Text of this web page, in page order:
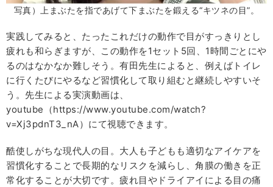
写真）上まぶたを指であげて下まぶたを鍛える“キツネの目”。
実践してみると、たったこれだけの動作で目がすっきりとし
疲れも和らぎますが、この動作を1セット5回、1時間ごとにや
るのはなかなか難しそう。有田先生によると、例えばトイレ
に行くたびにやるなど習慣化して取り組むと継続しやすいそ
う。先生による実演動画は、
youtube（https://www.youtube.com/watch?
v=Xj3pdnT3_nA）にて視聴できます。
酷使しがちな現代人の目。大人も子どもも適切なアイケアを
習慣化することで長期的なリスクを減らし、角膜の働きを正
常化することが大切です。疲れ目やドライアイによる目の痛